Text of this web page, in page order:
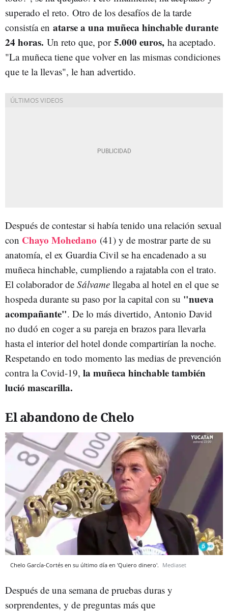
superado el reto. Otro de los desafíos de la tarde
consistía en atarse a una muñeca hinchable durante
24 horas. Un reto que, por 5.000 euros, ha aceptado.
"La muñeca tiene que volver en las mismas condiciones
que te la llevas", le han advertido.
Después de contestar si había tenido una relación sexual
con Chayo Mohedano (41) y de mostrar parte de su
anatomía, el ex Guardia Civil se ha encadenado a su
muñeca hinchable, cumpliendo a rajatabla con el trato.
El colaborador de Sálvame llegaba al hotel en el que se
hospeda durante su paso por la capital con su "nueva
acompañante". De lo más divertido, Antonio David
no dudó en coger a su pareja en brazos para llevarla
hasta el interior del hotel donde compartirían la noche.
Respetando en todo momento las medias de prevención
contra la Covid-19, la muñeca hinchable también
lució mascarilla.
El abandono de Chelo
Chelo García-Cortés en su último día en 'Quiero dinero'. Mediaset
Después de una semana de pruebas duras y
sorprendentes, y de preguntas más que